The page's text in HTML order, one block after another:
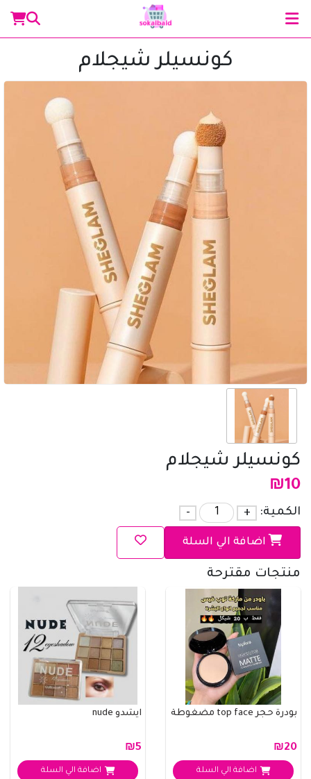
كونسيلر شيجلام
₪10
الكمية: +
-
اضافة الي السلة
كونسيلر شيجلام
منتجات مقترحة
بودرة حجر top face مضغوطة
₪20
اضافة الي السلة
ايشدو nude
₪5
اضافة الي السلة
مرحباً 👋 أنا مساعدك الذكي في سوق البلد.
كيف يمكنني مساعدتك؟ اكتب لي عن المنتج الذي